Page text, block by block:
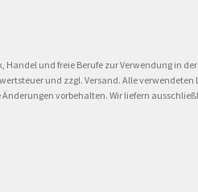
und freie Berufe zur Verwendung in
und zzgl. Versand. Alle
vorbehalten. Wir liefern